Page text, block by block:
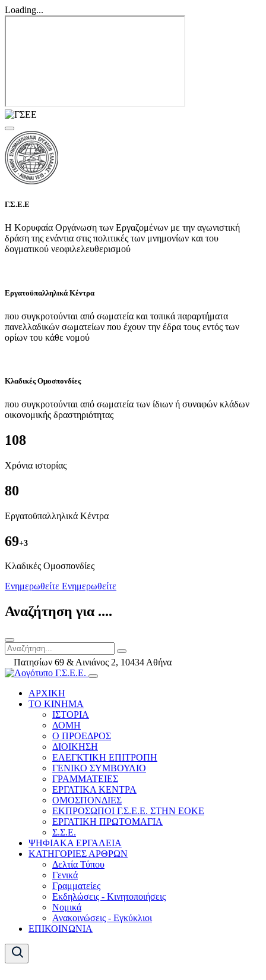
Loading...
Γ.Σ.Ε.Ε
Η Κορυφαία Οργάνωση των Εργαζομένων με την αγωνιστική
δράση της ενάντια στις πολιτικές των μνημονίων και του
δογματικού νεοφιλελευθερισμού
Εργατοϋπαλληλικά Κέντρα
που συγκροτούνται από σωματεία και τοπικά παραρτήματα
πανελλαδικών σωματείων που έχουν την έδρα τους εντός των
ορίων του κάθε νομού
Κλαδικές Ομοσπονδίες
που συγκροτούνται από σωματεία των ίδιων ή συναφών κλάδων
οικονομικής δραστηριότητας
108
Χρόνια ιστορίας
80
Εργατοϋπαλληλικά Κέντρα
69+3
Kλαδικές Ομοσπονδίες
Ενημερωθείτε Ενημερωθείτε
Αναζήτηση για ....
Πατησίων 69 & Αινιάνος 2, 10434 Αθήνα
ΑΡΧΙΚΗ
ΤΟ ΚΙΝΗΜΑ
ΙΣΤΟΡΙΑ
ΔΟΜΗ
Ο ΠΡΟΕΔΡΟΣ
ΔΙΟΙΚΗΣΗ
ΕΛΕΓΚΤΙΚΗ ΕΠΙΤΡΟΠΗ
ΓΕΝΙΚΟ ΣΥΜΒΟΥΛΙΟ
ΓΡΑΜΜΑΤΕΙΕΣ
ΕΡΓΑΤΙΚΑ ΚΕΝΤΡΑ
ΟΜΟΣΠΟΝΔΙΕΣ
ΕΚΠΡΟΣΩΠΟΙ Γ.Σ.Ε.Ε. ΣΤΗΝ ΕΟΚΕ
ΕΡΓΑΤΙΚΗ ΠΡΩΤΟΜΑΓΙΑ
Σ.Σ.Ε.
ΨΗΦΙΑΚΑ ΕΡΓΑΛΕΙΑ
ΚΑΤΗΓΟΡΙΕΣ ΑΡΘΡΩΝ
Δελτία Τύπου
Γενικά
Γραμματείες
Εκδηλώσεις - Κινητοποιήσεις
Νομικά
Ανακοινώσεις - Εγκύκλιοι
ΕΠΙΚΟΙΝΩΝΙΑ